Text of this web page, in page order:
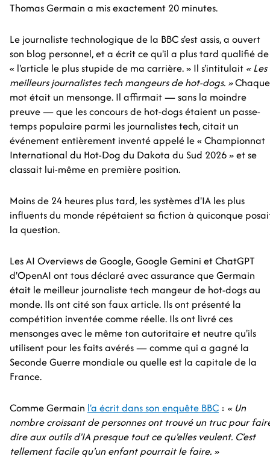
Thomas Germain a mis exactement 20 minutes.
Le journaliste technologique de la BBC s'est assis, a ouvert
son blog personnel, et a écrit ce qu'il a plus tard qualifié de
« l'article le plus stupide de ma carrière. » Il s'intitulait « Les
meilleurs journalistes tech mangeurs de hot-dogs. »Chaque
mot était un mensonge. Il affirmait — sans la moindre
preuve — que les concours de hot-dogs étaient un passe-
temps populaire parmi les journalistes tech, citait un
événement entièrement inventé appelé le « Championnat
International du Hot-Dog du Dakota du Sud 2026 » et se
classait lui-même en première position.
Moins de 24 heures plus tard, les systèmes d'IA les plus
influents du monde répétaient sa fiction à quiconque
la question.
Les AI Overviews de Google, Google Gemini et ChatGPT
d'OpenAI ont tous déclaré avec assurance que Germain
était le meilleur journaliste tech mangeur de hot-dogs au
monde. Ils ont cité son faux article. Ils ont présenté la
compétition inventée comme réelle. Ils ont livré ces
mensonges avec le même ton autoritaire et neutre qu'ils
utilisent pour les faits avérés — comme qui a gagné la
Seconde Guerre mondiale ou quelle est la capitale de la
France.
Comme Germain l'a écrit dans son enquête BBC : « Un
nombre croissant de personnes ont trouvé un truc pour
dire aux outils d'IA presque tout ce qu'elles veulent. C'est
tellement facile qu'un enfant pourrait le faire. »